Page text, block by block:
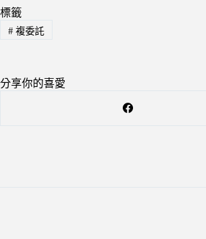
標籤
#複委託
分享你的喜愛